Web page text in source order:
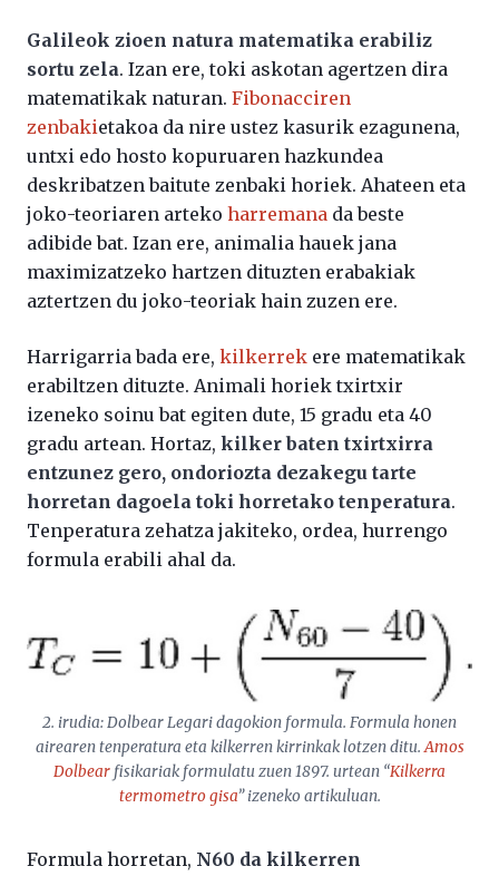
Galileok zioen natura matematika erabiliz
sortu zela. Izan ere, toki askotan agertzen dira
matematikak naturan. Fibonacciren
zenbakietakoa da nire ustez kasurik ezagunena,
untxi edo hosto kopuruaren hazkundea
deskribatzen baitute zenbaki horiek. Ahateen eta
joko-teoriaren arteko harremana da beste
adibide bat. Izan ere, animalia hauek jana
maximizatzeko hartzen dituzten erabakiak
aztertzen du joko-teoriak hain zuzen ere.
Harrigarria bada ere, kilkerrek ere matematikak
erabiltzen dituzte. Animali horiek txirtxir
izeneko soinu bat egiten dute, 15 gradu eta 40
gradu artean. Hortaz, kilker baten txirtxirra
entzunez gero, ondoriozta dezakegu tarte
horretan dagoela toki horretako tenperatura.
Tenperatura zehatza jakiteko, ordea, hurrengo
formula erabili ahal da.
2. irudia: Dolbear Legari dagokion formula. Formula honen
airearen tenperatura eta kilkerren kirrinkak lotzen ditu.Amos
Dolbearfisikariak formulatu zuen 1897. urtean “Kilkerra
termometro gisa” izeneko artikuluan.
Formula horretan, N60 da kilkerren